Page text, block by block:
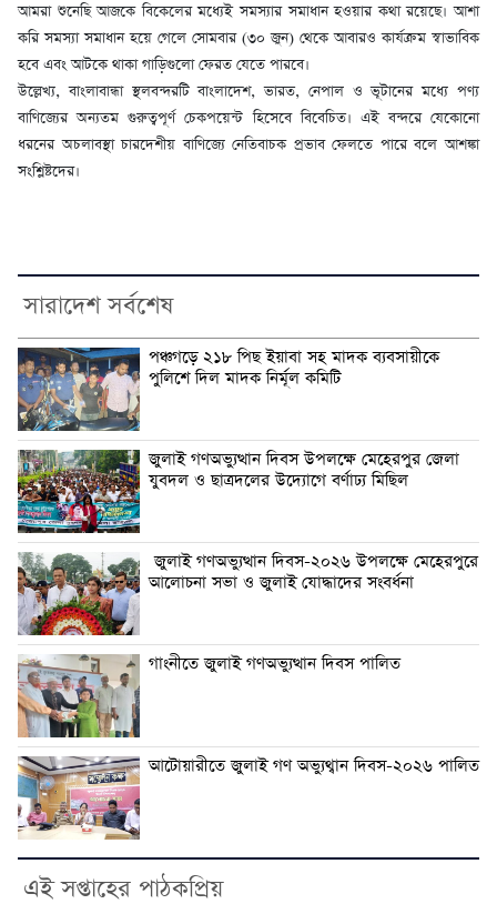
আমরা শুনেছি আজকে বিকেলের মধ্যেই সমস্যার সমাধান হওয়ার কথা রয়েছে। আশা
করি সমস্যা সমাধান হয়ে গেলে সোমবার (৩০ জুন) থেকে আবারও কার্যক্রম স্বাভাবিক
হবে এবং আটকে থাকা গাড়িগুলো ফেরত যেতে পারবে।
উল্লেখ্য, বাংলাবান্ধা স্থলবন্দরটি বাংলাদেশ, ভারত, নেপাল ও ভূটানের মধ্যে পণ্য
বাণিজ্যের অন্যতম গুরুত্বপূর্ণ চেকপয়েন্ট হিসেবে বিবেচিত। এই বন্দরে যেকোনো
ধরনের অচলাবস্থা চারদেশীয় বাণিজ্যে নেতিবাচক প্রভাব ফেলতে পারে বলে আশঙ্কা
সংশ্লিষ্টদের।
সারাদেশ সর্বশেষ
পঞ্চগড়ে ২১৮ পিছ ইয়াবা সহ মাদক ব্যবসায়ীকে
পুলিশে দিল মাদক নির্মূল কমিটি
জুলাই গণঅভ্যুত্থান দিবস উপলক্ষে মেহেরপুর জেলা
যুবদল ও ছাত্রদলের উদ্যোগে বর্ণাঢ্য মিছিল
জুলাই গণঅভ্যুত্থান দিবস-২০২৬ উপলক্ষে মেহেরপুরে
আলোচনা সভা ও জুলাই যোদ্ধাদের সংবর্ধনা
গাংনীতে জুলাই গণঅভ্যুত্থান দিবস পালিত
আটোয়ারীতে জুলাই গণ অভ্যুথ্বান দিবস-২০২৬ পালিত
এই সপ্তাহের পাঠকপ্রিয়